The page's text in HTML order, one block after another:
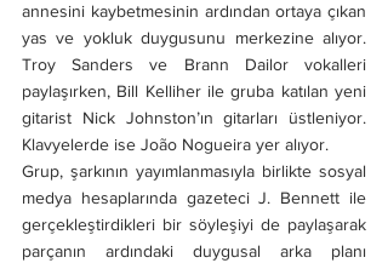
annesini kaybetmesinin ardından ortaya çıkan
yas ve yokluk duygusunu merkezine alıyor.
Troy Sanders ve Brann Dailor vokalleri
paylaşırken, Bill Kelliher ile gruba katılan yeni
gitarist Nick Johnston’ın gitarları üstleniyor.
Klavyelerde ise João Nogueira yer alıyor.
Grup, şarkının yayımlanmasıyla birlikte sosyal
medya hesaplarında gazeteci J. Bennett ile
gerçekleştirdikleri bir söyleşiyi de paylaşarak
parçanın ardındaki duygusal arka planı